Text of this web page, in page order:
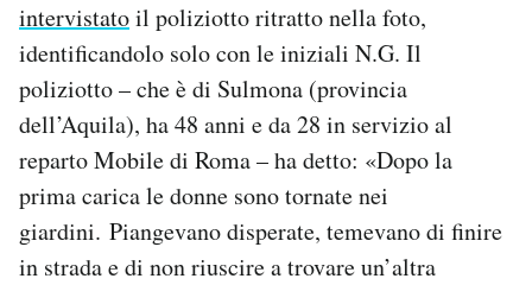
intervistatoil poliziotto ritratto nella foto,
identificandolo solo con le iniziali N.G. Il
poliziotto – che è di Sulmona (provincia
dell’Aquila), ha 48 anni e da 28 in servizio al
reparto Mobile di Roma – ha detto: «Dopo la
prima carica le donne sono tornate nei
giardini. Piangevano disperate, temevano di finire
in strada e di non riuscire a trovare un’altra